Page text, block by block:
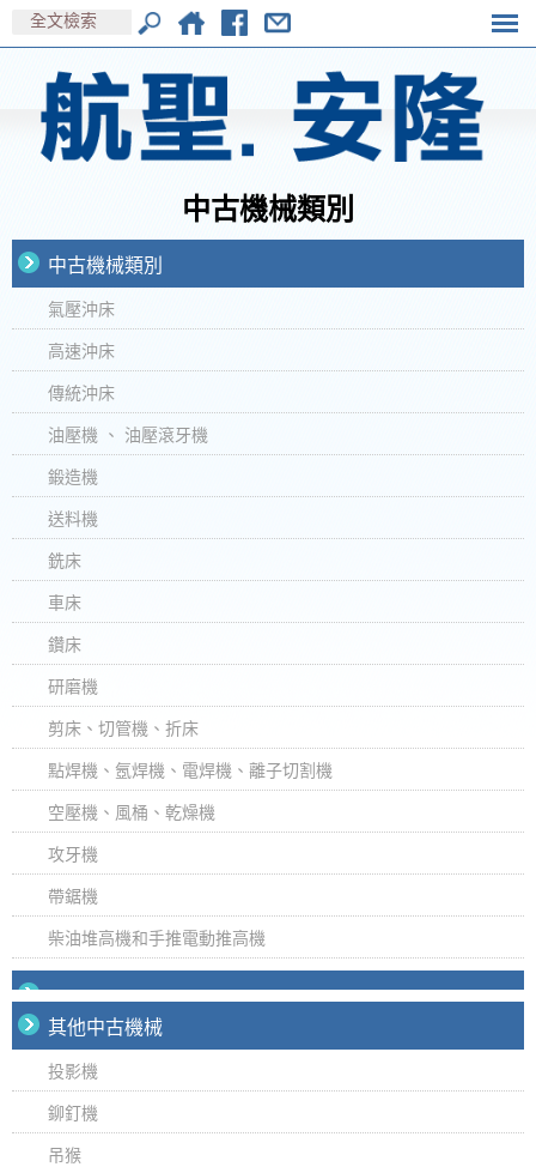
中古機械類別
中古機械類別
氣壓沖床
高速沖床
傳統沖床
油壓機 、 油壓滾牙機
鍛造機
送料機
銑床
車床
鑽床
研磨機
剪床、切管機、折床
點焊機、氬焊機、電焊機、離子切割機
空壓機、風桶、乾燥機
攻牙機
帶鋸機
柴油堆高機和手推電動推高機
其他中古機械
投影機
鉚釘機
吊猴